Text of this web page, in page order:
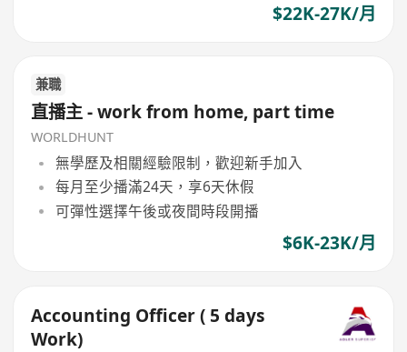
$22K-27K/月
兼職
直播主 - work from home, part time
WORLDHUNT
無學歷及相關經驗限制，歡迎新手加入
每月至少播滿24天，享6天休假
可彈性選擇午後或夜間時段開播
$6K-23K/月
Accounting Officer ( 5 days
Work)